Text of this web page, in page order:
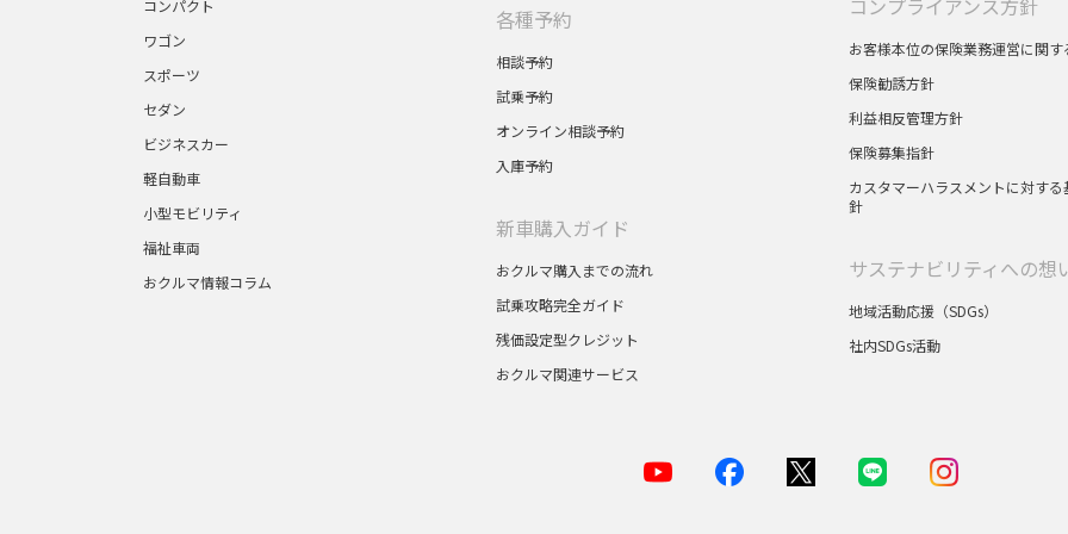
コンパクト
ワゴン
スポーツ
セダン
ビジネスカー
軽自動車
小型モビリティ
福祉車両
おクルマ情報コラム
各種予約
相談予約
試乗予約
オンライン相談予約
入庫予約
新車購入ガイド
おクルマ購入までの流れ
試乗攻略完全ガイド
残価設定型クレジット
おクルマ関連サービス
お客様本位の保険業務運営に関す
保険勧誘方針
利益相反管理方針
保険募集指針
カスタマーハラスメントに対する
針
サステナビリティへの想
地域活動応援（SDGs）
社内SDGs活動